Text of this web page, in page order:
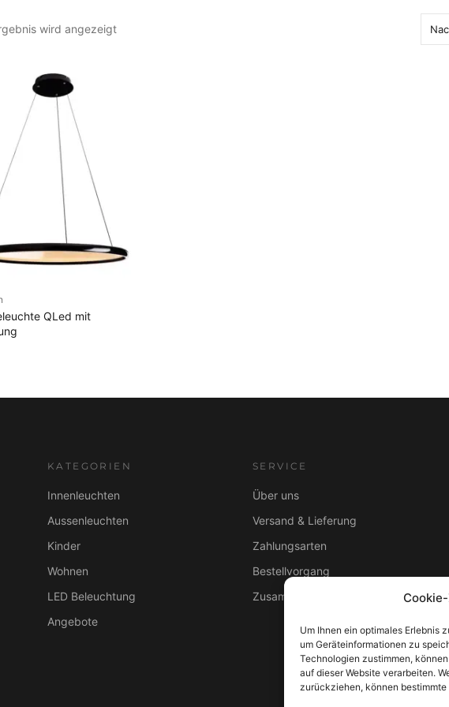
Um Ihnen ein optimales Erlebnis
um Geräteinformationen zu
Technologien zustimmen,
auf dieser Website verarbeiten.
zurückziehen, können
wird angezeigt
QLed mit
DEN WARENKORB
KATEGORIEN
Innenleuchten
Aussenleuchten
Kinder
Wohnen
LED Beleuchtung
Angebote
SERVICE
Über uns
Versand & Lieferung
Zahlungsarten
Bestellvorgang
Zusammenarbeit B2B